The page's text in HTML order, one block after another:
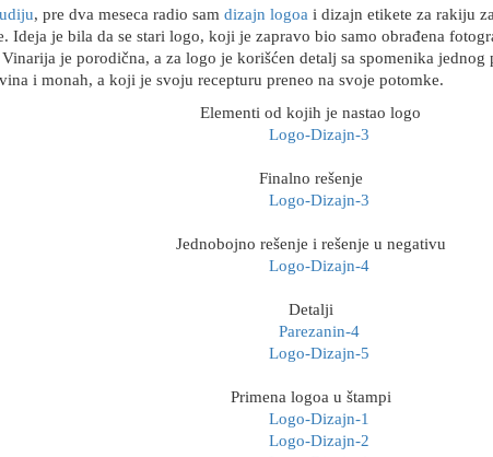
, pre dva meseca radio sam dizajn logoa i dizajn etikete za rakiju
Ideja je bila da se stari logo, koji je zapravo bio samo obrađena
je porodična, a za logo je korišćen detalj sa spomenika
i monah, a koji je svoju recepturu preneo na svoje potomke.
Elementi od kojih je nastao logo
Finalno rešenje
Jednobojno rešenje i rešenje u negativu
Detalji
Primena logoa u štampi